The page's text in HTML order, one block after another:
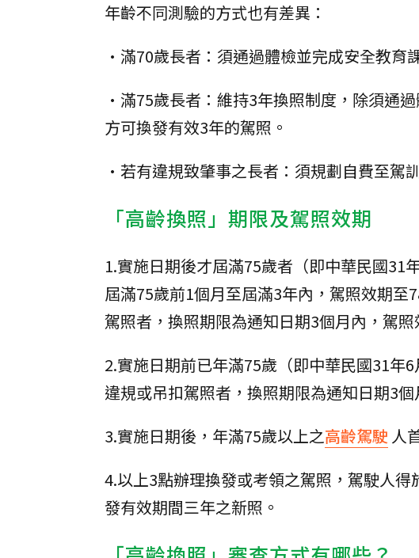
年齡不同測驗的方式也有差異：
•滿70歲長者：須通過體檢並完成安全教育
•滿75歲長者：維持3年換照制度，除須通
方可換發有效3年的駕照。
•若有違規致肇事之長者：須規劃自費至駕
「高齡換照」期限及駕照效期
1.實施日期後才屆滿75歲者（即中華民國31
屆滿75歲前1個月至屆滿3年內，駕照效期
駕照者，換照期限為通知日期3個月內，駕
2.實施日期前已年滿75歲（即中華民國31年
違規或吊扣駕照者，換照期限為通知日期3
3.實施日期後，年滿75歲以上之高齡駕駛 人
4.以上3點辦理換發或考領之駕照，駕駛人
發有效期間三年之新照。